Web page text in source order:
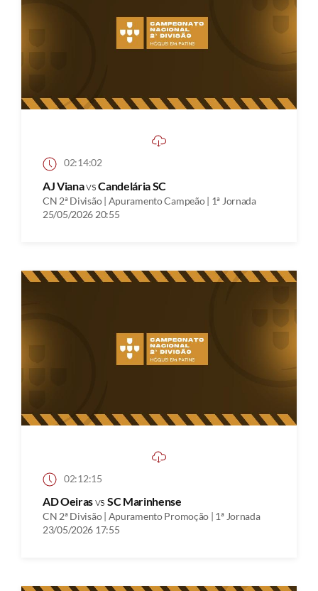
02:14:02
AJ VianavsCandelária SC
CN 2ª Divisão | Apuramento Campeão | 1ª Jornada
25/05/2026 20:55
02:12:15
AD Oeirasvs SC Marinhense
CN 2ª Divisão | Apuramento Promoção | 1ª Jornada
23/05/2026 17:55